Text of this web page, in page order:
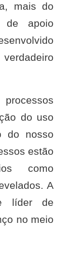
mais do
de apoio
do uso
do nosso
estão
como
A
líder de
no meio